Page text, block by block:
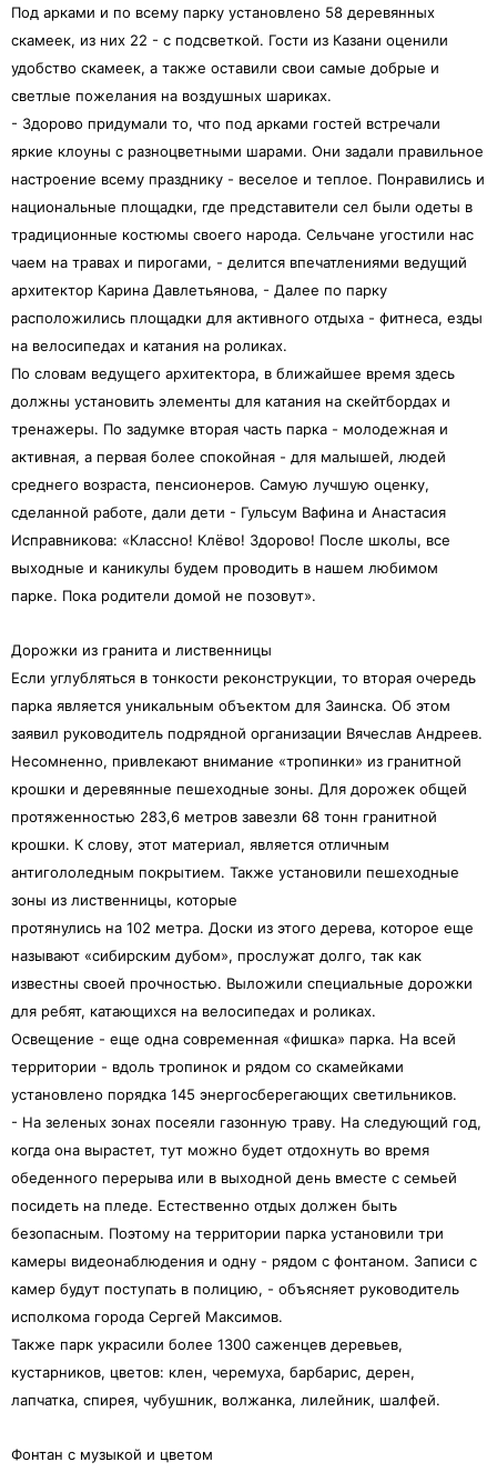
Под арками и по всему парку установлено 58 деревянных
скамеек, из них 22 - с подсветкой. Гости из Казани оценили
удобство скамеек, а также оставили свои самые добрые и
светлые пожелания на воздушных шариках.
- Здорово придумали то, что под арками гостей встречали
яркие клоуны с разноцветными шарами. Они задали правильное
настроение всему празднику - веселое и теплое. Понравились и
национальные площадки, где представители сел были одеты в
традиционные костюмы своего народа. Сельчане угостили нас
чаем на травах и пирогами, - делится впечатлениями ведущий
архитектор Карина Давлетьянова, - Далее по парку
расположились площадки для активного отдыха - фитнеса, езды
на велосипедах и катания на роликах.
По словам ведущего архитектора, в ближайшее время здесь
должны установить элементы для катания на скейтбордах и
тренажеры. По задумке вторая часть парка - молодежная и
активная, а первая более спокойная - для малышей, людей
среднего возраста, пенсионеров. Самую лучшую оценку,
сделанной работе, дали дети - Гульсум Вафина и Анастасия
Исправникова: «Классно! Клёво! Здорово! После школы, все
выходные и каникулы будем проводить в нашем любимом
парке. Пока родители домой не позовут».
Дорожки из гранита и лиственницы
Если углубляться в тонкости реконструкции, то вторая очередь
парка является уникальным объектом для Заинска. Об этом
заявил руководитель подрядной организации Вячеслав Андреев.
Несомненно, привлекают внимание «тропинки» из гранитной
крошки и деревянные пешеходные зоны. Для дорожек общей
протяженностью 283,6 метров завезли 68 тонн гранитной
крошки. К слову, этот материал, является отличным
антигололедным покрытием. Также установили пешеходные
зоны из лиственницы, которые
протянулись на 102 метра. Доски из этого дерева, которое еще
называют «сибирским дубом», прослужат долго, так как
известны своей прочностью. Выложили специальные дорожки
для ребят, катающихся на велосипедах и роликах.
Освещение - еще одна современная «фишка» парка. На всей
территории - вдоль тропинок и рядом со скамейками
установлено порядка 145 энергосберегающих светильников.
- На зеленых зонах посеяли газонную траву. На следующий год,
когда она вырастет, тут можно будет отдохнуть во время
обеденного перерыва или в выходной день вместе с семьей
посидеть на пледе. Естественно отдых должен быть
безопасным. Поэтому на территории парка установили три
камеры видеонаблюдения и одну - рядом с фонтаном. Записи с
камер будут поступать в полицию, - объясняет руководитель
исполкома города Сергей Максимов.
Также парк украсили более 1300 саженцев деревьев,
кустарников, цветов: клен, черемуха, барбарис, дерен,
лапчатка, спирея, чубушник, волжанка, лилейник, шалфей.
Фонтан с музыкой и цветом